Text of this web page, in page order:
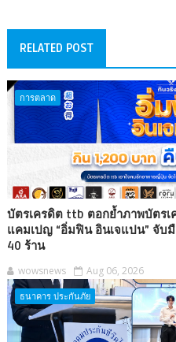
RELATED POST
การตลาด
บัตรเครดิต ttb ตอกย้ำภาพบัตรเ
แคมเปญ “อิ่มฟิน อินเจแปน” จับ
40 ร้าน
wowsnews Aug 06, 2026
ธนาคาร ประกันภัย